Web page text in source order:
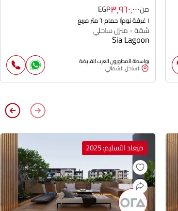
من٣٬٩٦٠٬٠٠٠EGP
١ غرفة نوم ١ حمام ٦٠ متر مربع
شقة - منزل ساحلي
Sia Lagoon
بواسطة المطورون العرب القابضة
الساحل الشمالي
ميعاد التسليم: 2025